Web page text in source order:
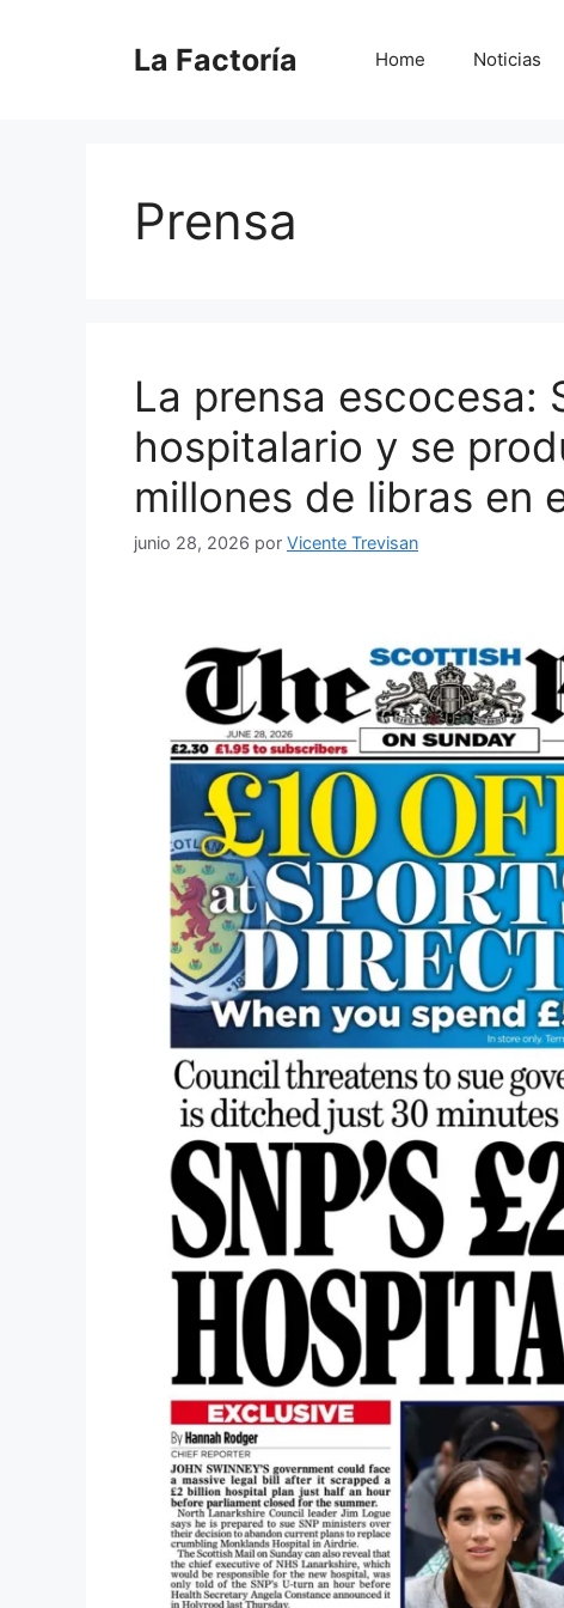
La Factoría Home Noticias
Prensa
La prensa escocesa:
hospitalario y se
millones de libras en
junio 28, 2026 por Vicente Trevisan